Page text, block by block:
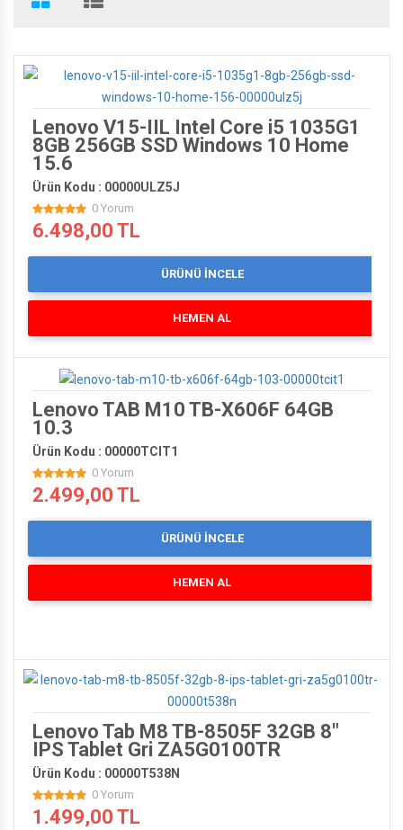
BİSLİKLET'TE SEZON SONU
Lenovo V15-IIL Intel Core i5 1035G1
8GB 256GB SSD Windows 10 Home
15.6
Ürün Kodu : 00000ULZ5J
0 Yorum
6.498,00 TL
ÜRÜNÜ İNCELE
HEMEN AL
Lenovo TAB M10 TB-X606F 64GB
10.3
Ürün Kodu : 00000TCIT1
0 Yorum
2.499,00 TL
ÜRÜNÜ İNCELE
HEMEN AL
Lenovo Tab M8 TB-8505F 32GB 8"
IPS Tablet Gri ZA5G0100TR
Ürün Kodu : 00000T538N
0 Yorum
1.499,00 TL